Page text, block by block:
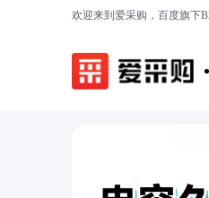
欢迎来到爱采购，百度旗下